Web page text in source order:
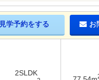
見学予約をする お
2SLDK